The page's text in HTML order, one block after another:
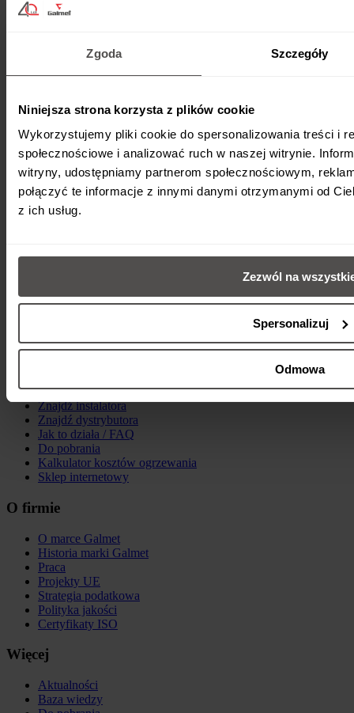
Zgoda Szczegóły
Niniejsza strona korzysta z plików cookie
Wykorzystujemy pliki cookie do spersonalizowania treści i
społecznościowe i analizować ruch w naszej witrynie.
witryny, udostępniamy partnerom społecznościowym,
połączyć te informacje z innymi danymi otrzymanymi od
z ich usług.
Zezwól na
Spersonalizuj
Odmowa
Zestawy solarne
Hybrydowe systemy grzewcze
Znajdź instalatora
Znajdź dystrybutora
Jak to działa / FAQ
Do pobrania
Kalkulator kosztów ogrzewania
Sklep internetowy
O firmie
O marce Galmet
Historia marki Galmet
Praca
Projekty UE
Strategia podatkowa
Polityka jakości
Certyfikaty ISO
Więcej
Aktualności
Baza wiedzy